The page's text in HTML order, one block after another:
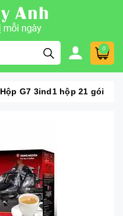
0
Hộp G7 3ind1 hộp 21 gói